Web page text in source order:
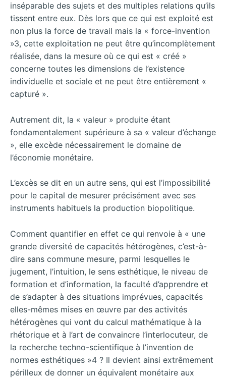
inséparable des sujets et des multiples relations qu’ils
tissent entre eux. Dès lors que ce qui est exploité est
non plus la force de travail mais la « force-invention
»3, cette exploitation ne peut être qu’incomplètement
réalisée, dans la mesure où ce qui est « créé »
concerne toutes les dimensions de l’existence
individuelle et sociale et ne peut être entièrement «
capturé ».
Autrement dit, la « valeur » produite étant
fondamentalement supérieure à sa « valeur d’échange
», elle excède nécessairement le domaine de
l’économie monétaire.
L’excès se dit en un autre sens, qui est l’impossibilité
pour le capital de mesurer précisément avec ses
instruments habituels la production biopolitique.
Comment quantifier en effet ce qui renvoie à « une
grande diversité de capacités hétérogènes, c’est-à-
dire sans commune mesure, parmi lesquelles le
jugement, l’intuition, le sens esthétique, le niveau de
formation et d’information, la faculté d’apprendre et
de s’adapter à des situations imprévues, capacités
elles-mêmes mises en œuvre par des activités
hétérogènes qui vont du calcul mathématique à la
rhétorique et à l’art de convaincre l’interlocuteur, de
la recherche techno-scientifique à l’invention de
normes esthétiques »4 ? Il devient ainsi extrêmement
périlleux de donner un équivalent monétaire aux